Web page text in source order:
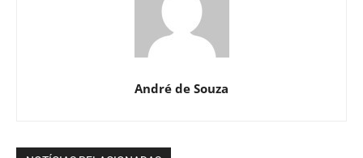
André de Souza